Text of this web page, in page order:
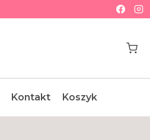
Kontakt Koszyk